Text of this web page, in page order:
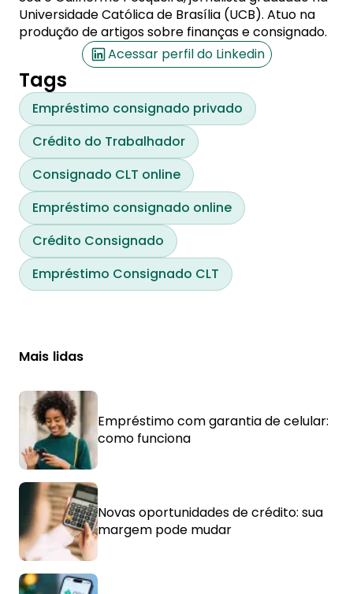
Universidade Católica de Brasília (UCB). Atuo na
produção de artigos sobre finanças e consignado.
Acessar perfil do Linkedin
Tags
Empréstimo consignado privado
Crédito do Trabalhador
Consignado CLT online
Empréstimo consignado online
Crédito Consignado
Empréstimo Consignado CLT
Mais lidas
Empréstimo com garantia de celular:
como funciona
Novas oportunidades de crédito: sua
margem pode mudar